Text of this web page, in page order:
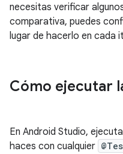
necesitas verificar
comparativa, puedes
lugar de hacerlo en cada
Cómo ejecutar
En Android Studio,
haces con cualquier